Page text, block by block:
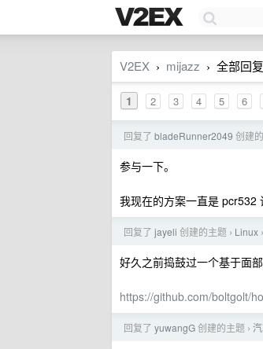
V2EX › mijazz › 全部回
1 2 3 4 5 6
回复了 bladeRunner2049 创建
参与一下。
我现在的方案一直是 pcr532
回复了 jayeli 创建的主题 › Linux ›
好久之前捣鼓过一个基于面
https://github.com/boltgolt/
回复了 yuwangG创建的主题 ›